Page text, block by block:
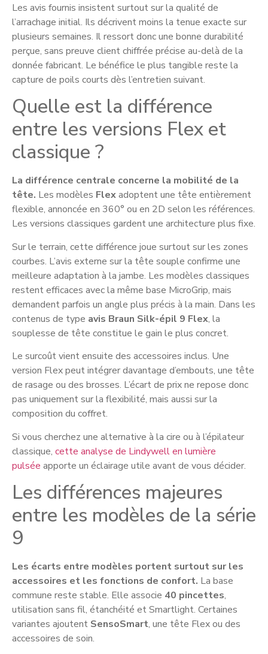
Les avis fournis insistent surtout sur la qualité de
l’arrachage initial. Ils décrivent moins la tenue exacte sur
plusieurs semaines. Il ressort donc une bonne durabilité
perçue, sans preuve client chiffrée précise au-delà de la
donnée fabricant. Le bénéfice le plus tangible reste la
capture de poils courts dès l’entretien suivant.
Quelle est la différence
entre les versions Flex et
classique ?
La différence centrale concerne la mobilité de la
tête. Les modèles Flexadoptent une tête entièrement
flexible, annoncée en 360° ou en 2D selon les références.
Les versions classiques gardent une architecture plus fixe.
Sur le terrain, cette différence joue surtout sur les zones
courbes. L’avis externe sur la tête souple confirme une
meilleure adaptation à la jambe. Les modèles classiques
restent efficaces avec la même base MicroGrip, mais
demandent parfois un angle plus précis à la main. Dans les
contenus de type avis Braun Silk-épil 9 Flex, la
souplesse de tête constitue le gain le plus concret.
Le surcoût vient ensuite des accessoires inclus. Une
version Flex peut intégrer davantage d’embouts, une tête
de rasage ou des brosses. L’écart de prix ne repose donc
pas uniquement sur la flexibilité, mais aussi sur la
composition du coffret.
Si vous cherchez une alternative à la cire ou à l’épilateur
classique, cette analyse de Lindywell en lumière
pulsée apporte un éclairage utile avant de vous décider.
Les différences majeures
entre les modèles de la série
9
Les écarts entre modèles portent surtout sur les
accessoires et les fonctions de confort. La base
commune reste stable. Elle associe 40 pincettes,
utilisation sans fil, étanchéité et Smartlight. Certaines
variantes ajoutent SensoSmart, une tête Flex ou des
accessoires de soin.